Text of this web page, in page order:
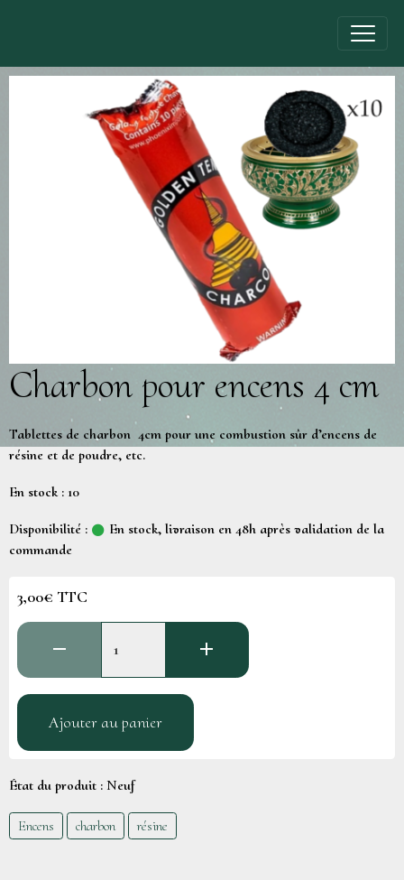
Charbon pour encens 4 cm
Tablettes de charbon 4cm pour une combustion sûr d’encens de
résine et de poudre, etc.
En stock : 10
Disponibilité :
En stock, livraison en 48h après validation de la
commande
3,00€ TTC
Ajouter au panier
État du produit : Neuf
Encens charbon résine